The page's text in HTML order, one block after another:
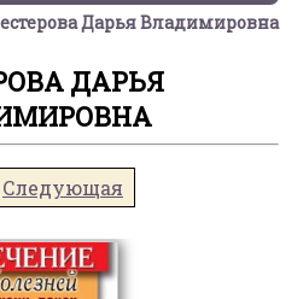
Дарья Владимировна
ДАРЬЯ
Следующая